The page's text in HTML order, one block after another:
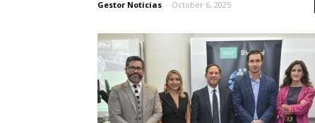
Gestor Noticias - October 6, 2025